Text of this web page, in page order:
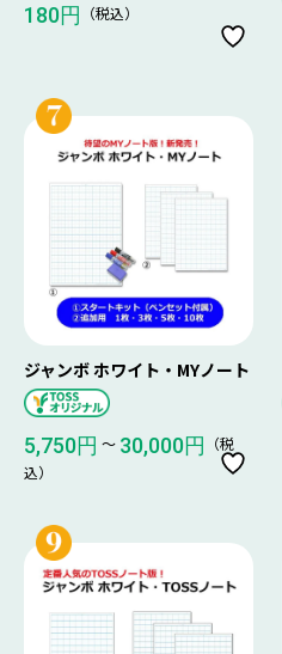
180円 （税込）
ジャンボ ホワイト・MYノート
5,750円 〜 30,000円 （税
込）